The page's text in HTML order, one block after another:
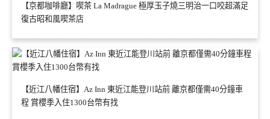
【京都咖啡廳】喫茶 La Madrague 極厚玉子燒三明治一口咬超滿足
復古昭和風喫茶店
【近江八幡住宿】Az Inn 東近江能登川站前 離京都僅需40分鐘車
程 賞櫻季入住1300台幣有找